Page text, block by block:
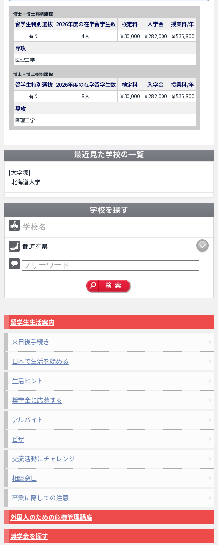
修士・博士前期課程
留学生特別選抜 2026年度の在学留学生数 検定料 入学金 授業料/年
有り 4人 ￥30,000 ￥282,000 ￥535,800
専攻
医理工学
博士・博士後期課程
留学生特別選抜 2026年度の在学留学生数 検定料 入学金 授業料/年
有り 8人 ￥30,000 ￥282,000 ￥535,800
専攻
医理工学
最近見た学校の一覧
[大学院]
北海道大学
学校を探す
都道府県
留学生生活案内
来日後手続き
日本で生活を始める
生活ヒント
奨学金に応募する
アルバイト
ビザ
交流活動にチャレンジ
相談窓口
卒業に際しての注意
外国人のための危機管理講座
奨学金を探す